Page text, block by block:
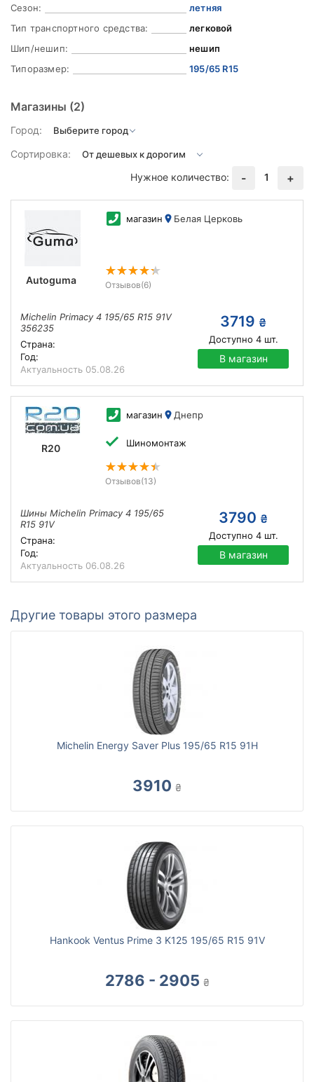
Сезон:
летняя
Тип транспортного средства:
легковой
Шип/нешип:
нешип
Типоразмер:
195/65 R15
Магазины (2)
Город:
Сортировка:
Нужное количество:
- 1 +
Autoguma
магазин Белая Церковь
Отзывов(6)
Michelin Primacy 4 195/65 R15 91V
356235
Страна:
Год:
Актуальность 05.08.26
3719 ₴
Доступно 4шт.
В магазин
R20
магазин Днепр
Шиномонтаж
Отзывов(13)
Шины Michelin Primacy 4 195/65
R15 91V
Страна:
Год:
Актуальность 06.08.26
3790 ₴
Доступно 4шт.
В магазин
Другие товары этого размера
Michelin Energy Saver Plus 195/65 R15 91H
3910 ₴
Hankook Ventus Prime 3 K125 195/65 R15 91V
2786 - 2905 ₴